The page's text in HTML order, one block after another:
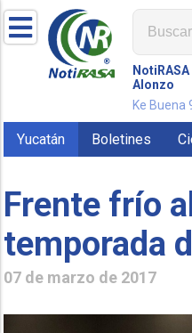
Alonzo
Ke Buena
Yucatán Boletines
Frente frío
temporada
07 de marzo de 2017